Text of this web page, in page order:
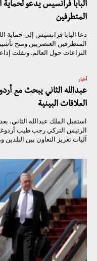
البابا فرانسيس يدعو
المتطرفين
دعا البابا فرانسيس إلى حماية
المتطرفين العنصريين ومنح
النزاعات حول العالم. ونقلت
أخبار
عبدالله الثاني يبحث مع
العلاقات البينية
استقبل الملك عبدالله الثاني،
الرئيس التركي رجب طيب
آليات تعزيز التعاون بين